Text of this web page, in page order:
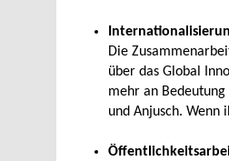
Die
über das Global
mehr an
und Anjusch.